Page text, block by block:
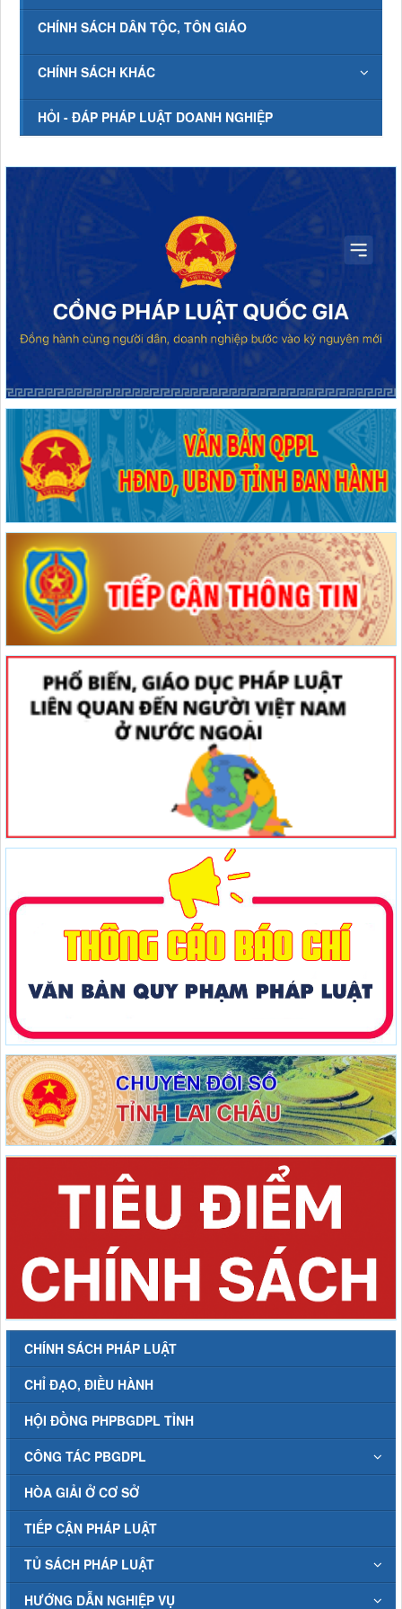
CHÍNH SÁCH DÂN TỘC, TÔN GIÁO
CHÍNH SÁCH KHÁC
HỎI - ĐÁP PHÁP LUẬT DOANH NGHIỆP
CHÍNH SÁCH PHÁP LUẬT
CHỈ ĐẠO, ĐIỀU HÀNH
HỘI ĐỒNG PHPBGDPL TỈNH
CÔNG TÁC PBGDPL
HÒA GIẢI Ở CƠ SỞ
TIẾP CẬN PHÁP LUẬT
TỦ SÁCH PHÁP LUẬT
HƯỚNG DẪN NGHIỆP VỤ